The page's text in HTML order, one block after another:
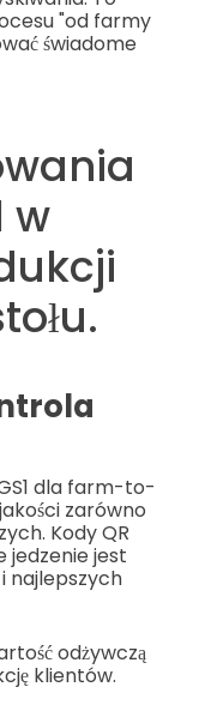
"od farmy
świadome
w
dla farm-to-
zarówno
Kody QR
jedzenie jest
najlepszych
odżywczą
klientów.